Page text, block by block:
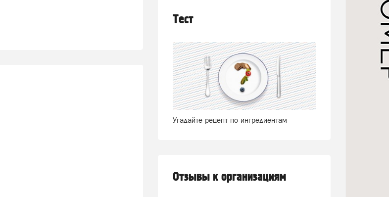
Тест
Угадайте рецепт по ингредиентам
Отзывы к организациям